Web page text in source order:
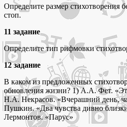
Определите размер стихотворения
стоп.
11 задание
Определите тип рифмовки
12 задание
В каком из предложенных
обновления жизни? 1) А.А. Фет.
Н.А. Некрасов. «Вчерашний день,
Пушкин. «Два чувства дивно
Лермонтов. «Парус»